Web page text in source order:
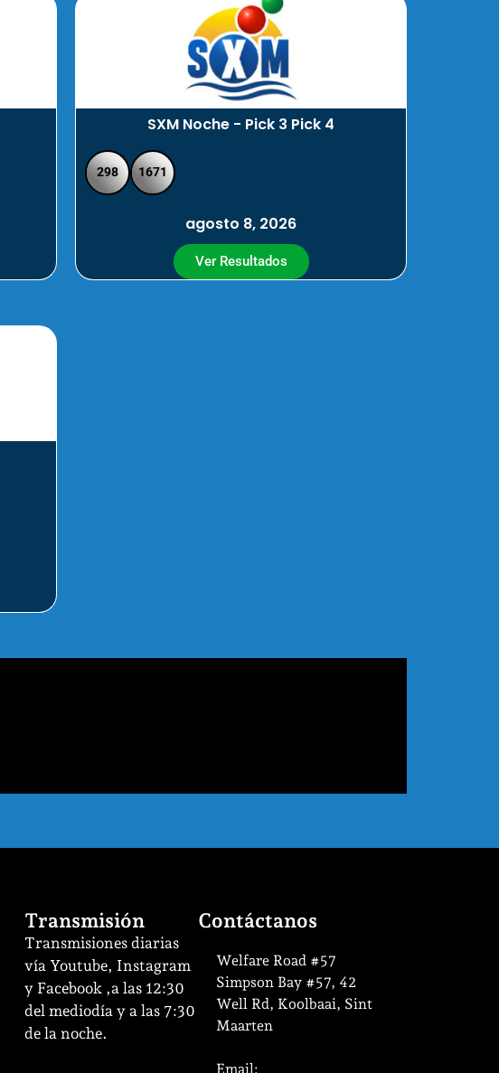
SXM Noche - Pick 3 Pick 4
298 1671
agosto 8, 2026
Ver Resultados
Transmisión
Transmisiones diarias
vía Youtube, Instagram
y Facebook ,a las 12:30
del mediodía y a las 7:30
de la noche.
Contáctanos
Welfare Road #57
Simpson Bay #57, 42
Well Rd, Koolbaai, Sint
Maarten
Email: